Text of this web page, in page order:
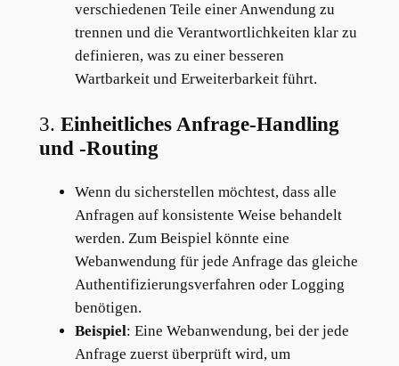
verschiedenen Teile einer Anwendung zu
trennen und die Verantwortlichkeiten klar zu
definieren, was zu einer besseren
Wartbarkeit und Erweiterbarkeit führt.
3. Einheitliches Anfrage-Handling
und -Routing
Wenn du sicherstellen möchtest, dass alle
Anfragen auf konsistente Weise behandelt
werden. Zum Beispiel könnte eine
Webanwendung für jede Anfrage das gleiche
Authentifizierungsverfahren oder Logging
benötigen.
Beispiel: Eine Webanwendung, bei der jede
Anfrage zuerst überprüft wird, um